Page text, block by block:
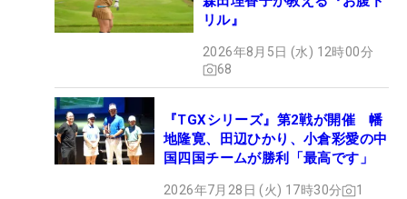
リル』
2026年8月5日 (水) 12時00分
68
『TGXシリーズ』第2戦が開催 幡
地隆寛、田辺ひかり、小倉彩愛の中
国四国チームが勝利「最高です」
2026年7月28日 (火) 17時30分 1